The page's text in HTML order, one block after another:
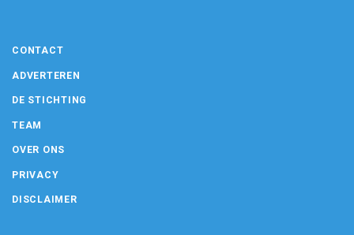
CONTACT
ADVERTEREN
DE STICHTING
TEAM
OVER ONS
PRIVACY
DISCLAIMER